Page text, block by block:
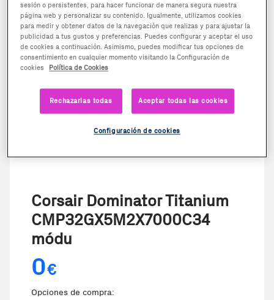
Corsair Dominator Titanium
CMP32GX5M2X7000C34
módu
0€
Opciones de compra:
sesión o persistentes, para hacer funcionar de manera segura nuestra
página web y personalizar su contenido. Igualmente, utilizamos cookies
para medir y obtener datos de la navegación que realizas y para ajustar la
publicidad a tus gustos y preferencias. Puedes configurar y aceptar el uso
de cookies a continuación. Asimismo, puedes modificar tus opciones de
consentimiento en cualquier momento visitando la Configuración de
cookies
Política de Cookies
Rechazarlas todas Aceptar todas las cookies
Configuración de cookies